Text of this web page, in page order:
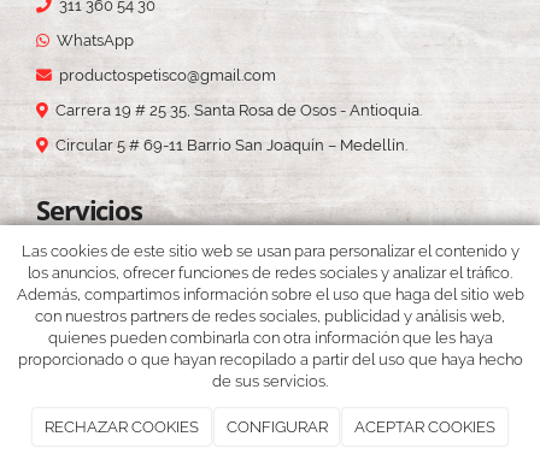
311 360 54 30
WhatsApp
productospetisco@gmail.com
Carrera 19 # 25 35, Santa Rosa de Osos - Antioquia.
Circular 5 # 69-11 Barrio San Joaquín – Medellín.
Servicios
— Menú
— Restaurante
—Portafolio
—Eventos y novedades
Las cookies de este sitio web se usan para personalizar el contenido y
los anuncios, ofrecer funciones de redes sociales y analizar el tráfico.
Además, compartimos información sobre el uso que haga del sitio web
con nuestros partners de redes sociales, publicidad y análisis web,
quienes pueden combinarla con otra información que les haya
proporcionado o que hayan recopilado a partir del uso que haya hecho
de sus servicios.
RECHAZAR COOKIES CONFIGURAR ACEPTAR COOKIES